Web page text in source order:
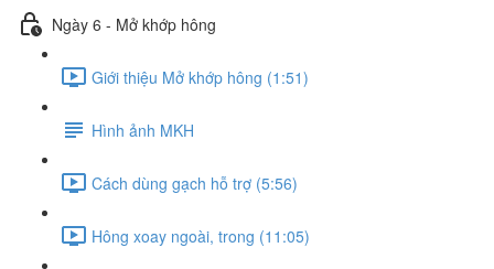
Ngày 6 - Mở khớp hông
Giới thiệu Mở khớp hông (1:51)
Hình ảnh MKH
Cách dùng gạch hỗ trợ (5:56)
Hông xoay ngoài, trong (11:05)